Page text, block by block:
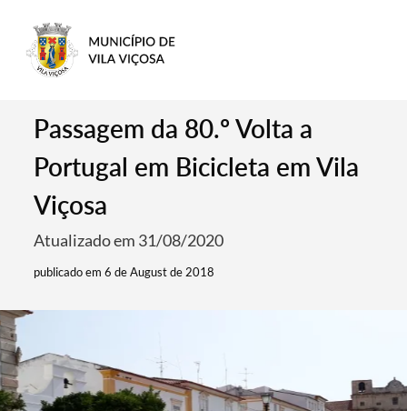
Passagem da 80.º Volta a
Portugal em Bicicleta em Vila
Viçosa
Atualizado em 31/08/2020
publicado em 6 de August de 2018